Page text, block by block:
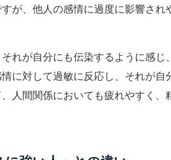
が、他人の感情に過度に影響され
れが自分にも伝染するように感じ
に対して過敏に反応し、それが自
人間関係においても疲れやすく、